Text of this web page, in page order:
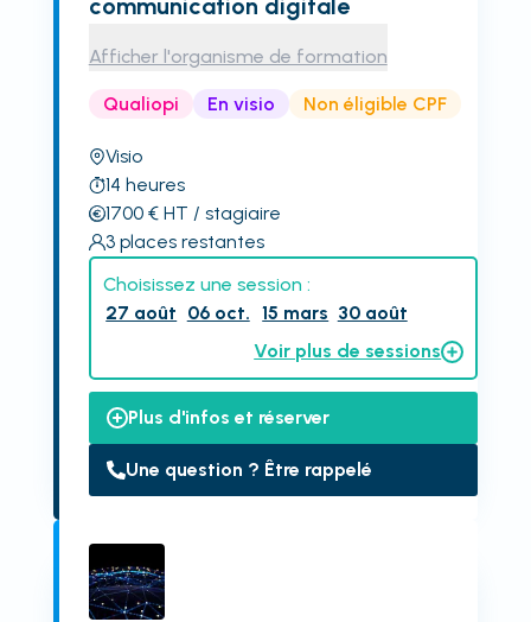
communication digitale
Afficher l'organisme de formation
Qualiopi En visio Non éligible CPF
Visio
14 heures
1700€ HT / stagiaire
3 places restantes
Choisissez une session :
27 août 06 oct. 15 mars 30 août
Voir plus de sessions
Plus d'infos et réserver
Une question ? Être rappelé